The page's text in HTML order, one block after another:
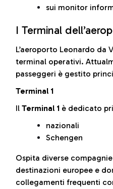
sui monitor
I Terminal
L’aeroporto Leonardo da
terminal operativi.
passeggeri è gestito
Terminal 1
Il Terminal 1 è dedicato
nazionali
Schengen
Ospita diverse
destinazioni europee e
collegamenti frequenti